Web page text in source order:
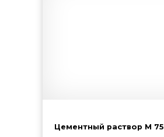
Цементный раствор М 75